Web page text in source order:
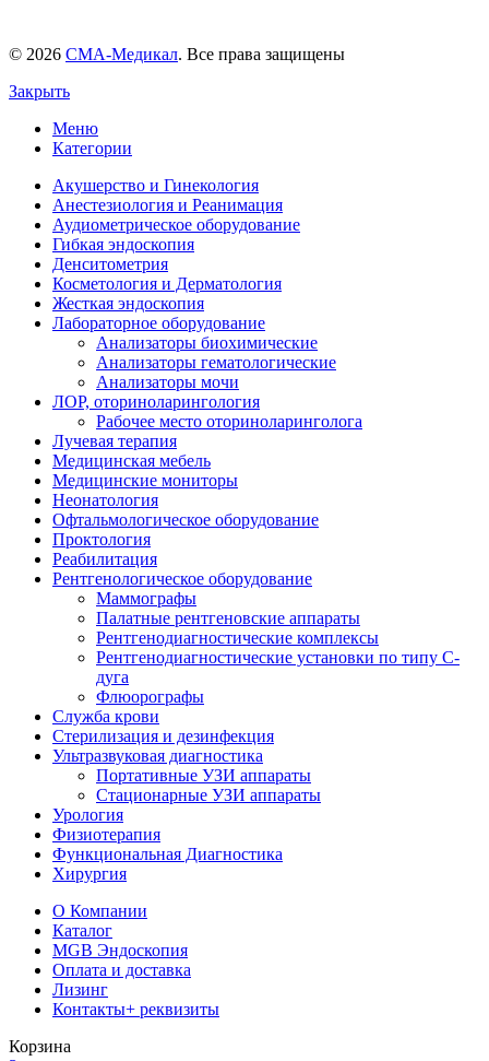
© 2026 СМА-Медикал. Все права защищены
Закрыть
Меню
Категории
Акушерство и Гинекология
Анестезиология и Реанимация
Аудиометрическое оборудование
Гибкая эндоскопия
Денситометрия
Косметология и Дерматология
Жесткая эндоскопия
Лабораторное оборудование
Анализаторы биохимические
Анализаторы гематологические
Анализаторы мочи
ЛОР, оториноларингология
Рабочее место оториноларинголога
Лучевая терапия
Медицинская мебель
Медицинские мониторы
Неонатология
Офтальмологическое оборудование
Проктология
Реабилитация
Рентгенологическое оборудование
Маммографы
Палатные рентгеновские аппараты
Рентгенодиагностические комплексы
Рентгенодиагностические установки по типу С-
дуга
Флюорографы
Служба крови
Стерилизация и дезинфекция
Ультразвуковая диагностика
Портативные УЗИ аппараты
Стационарные УЗИ аппараты
Урология
Физиотерапия
Функциональная Диагностика
Хирургия
О Компании
Каталог
MGB Эндоскопия
Оплата и доставка
Лизинг
Контакты+ реквизиты
Корзина